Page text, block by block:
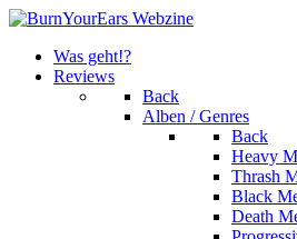
Was geht!?
Reviews
Back
Alben / Genres
Back
Heavy
Thrash
Black
Death